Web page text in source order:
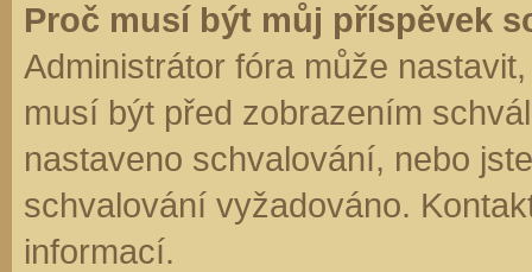
Proč musí být můj příspěvek
Administrátor fóra může
musí být před zobrazením
nastaveno schvalování, nebo
schvalování vyžadováno.
informací.